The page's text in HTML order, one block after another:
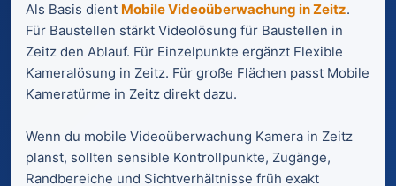
Als Basis dient Mobile Videoüberwachung in Zeitz.
Für Baustellen stärkt Videolösung für Baustellen in
Zeitz den Ablauf. Für Einzelpunkte ergänzt Flexible
Kameralösung in Zeitz. Für große Flächen passt Mobile
Kameratürme in Zeitz direkt dazu.
Wenn du mobile Videoüberwachung Kamera in Zeitz
planst, sollten sensible Kontrollpunkte, Zugänge,
Randbereiche und Sichtverhältnisse früh exakt